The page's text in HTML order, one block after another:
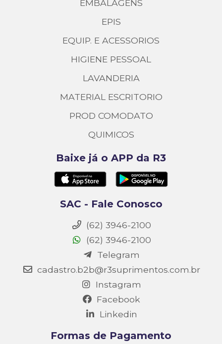
EMBALAGENS
EPIS
EQUIP. E ACESSORIOS
HIGIENE PESSOAL
LAVANDERIA
MATERIAL ESCRITORIO
PROD COMODATO
QUIMICOS
Baixe já o APP da R3
SAC - Fale Conosco
(62) 3946-2100
(62) 3946-2100
Telegram
cadastro.b2b@r3suprimentos.com.br
Instagram
Facebook
Linkedin
Formas de Pagamento